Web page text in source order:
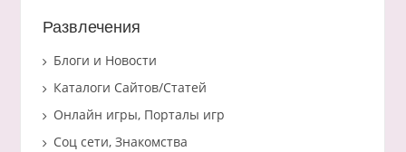
Развлечения
Блоги и Новости
Каталоги Сайтов/Статей
Онлайн игры, Порталы игр
Соц сети, Знакомства